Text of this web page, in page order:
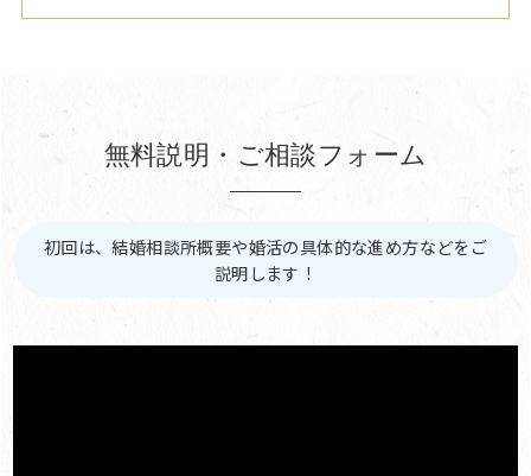
無料説明・ご相談フォーム
初回は、結婚相談所概要や婚活の具体的な進め方などをご
説明します！